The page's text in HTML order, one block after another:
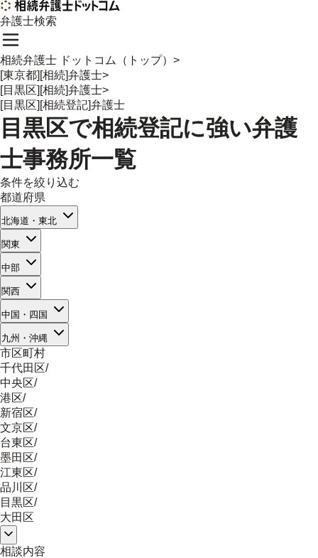
弁護士検索
相続弁護士 ドットコム（トップ） >
[東京都][相続]弁護士>
[目黒区][相続]弁護士>
[目黒区][相続登記]弁護士
目黒区で相続登記に強い弁護
士事務所一覧
条件を絞り込む
都道府県
北海道・東北
関東
中部
関西
中国・四国
九州・沖縄
市区町村
千代田区/
中央区/
港区/
新宿区/
文京区/
台東区/
墨田区/
江東区/
品川区/
目黒区/
大田区
相談内容